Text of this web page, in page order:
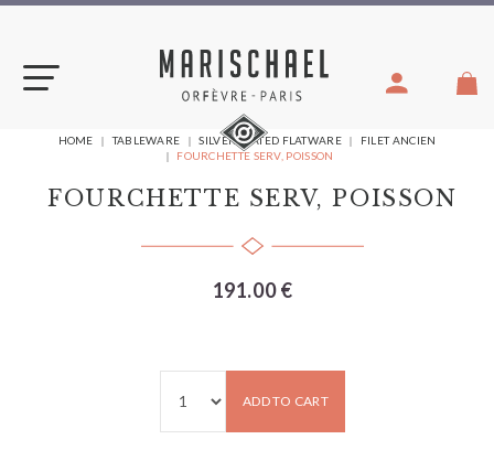
Skip
YOU
ARE
HOME TABLEWARE SILVER PLATED FLATWARE
FILET ANCIEN
FOURCHETTE SERV, POISSON
FOURCHETTE SERV, POISSON
191.00 €
ADD TO CART